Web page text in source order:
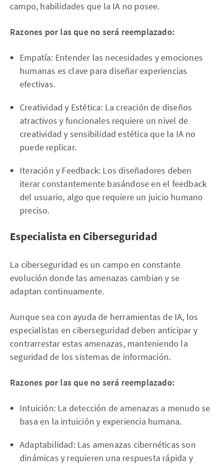
campo, habilidades que la IA no posee.
Razones por las que no será reemplazado:
Empatía: Entender las necesidades y emociones
humanas es clave para diseñar experiencias
efectivas.
Creatividad y Estética: La creación de diseños
atractivos y funcionales requiere un nivel de
creatividad y sensibilidad estética que la IA no
puede replicar.
Iteración y Feedback: Los diseñadores deben
iterar constantemente basándose en el feedback
del usuario, algo que requiere un juicio humano
preciso.
Especialista en Ciberseguridad
La ciberseguridad es un campo en constante
evolución donde las amenazas cambian y se
adaptan continuamente.
Aunque sea con ayuda de herramientas de IA, los
especialistas en ciberseguridad deben anticipar y
contrarrestar estas amenazas, manteniendo la
seguridad de los sistemas de información.
Razones por las que no será reemplazado:
Intuición: La detección de amenazas a menudo se
basa en la intuición y experiencia humana.
Adaptabilidad: Las amenazas cibernéticas son
dinámicas y requieren una respuesta rápida y